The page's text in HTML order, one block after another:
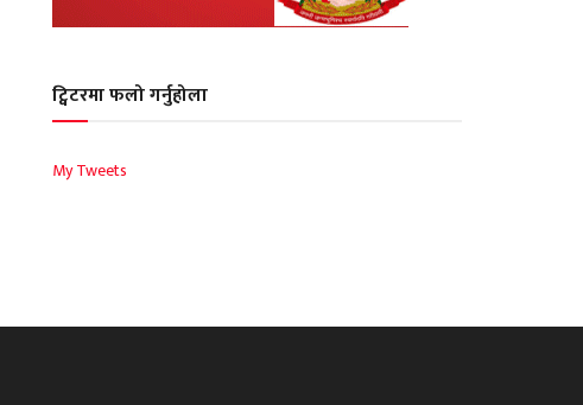
ट्विटरमा फलो गर्नुहोला
My Tweets